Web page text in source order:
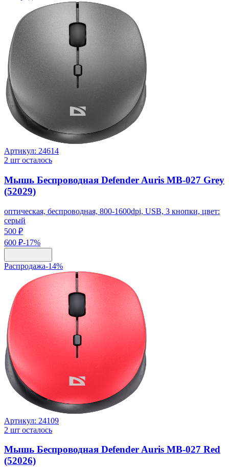
Артикул: 24614
2 шт осталось
Мышь Беспроводная Defender Auris MB-027 Grey
(52029)
оптическая, беспроводная, 800-1600dpi, USB, 3 кнопки, цвет:
серый
500 ₽
600 ₽-17%
Распродажа-14%
Артикул: 24109
2 шт осталось
Мышь Беспроводная Defender Auris MB-027 Red
(52026)